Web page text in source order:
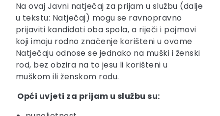
Na ovaj Javni natječaj za prijam u službu (dalje
u tekstu: Natječaj) mogu se ravnopravno
prijaviti kandidati oba spola, a riječi i pojmovi
koji imaju rodno značenje korišteni u ovome
Natječaju odnose se jednako na muški i ženski
rod, bez obzira na to jesu li korišteni u
muškom ili ženskom rodu.
Opći uvjeti za prijam u službu su: